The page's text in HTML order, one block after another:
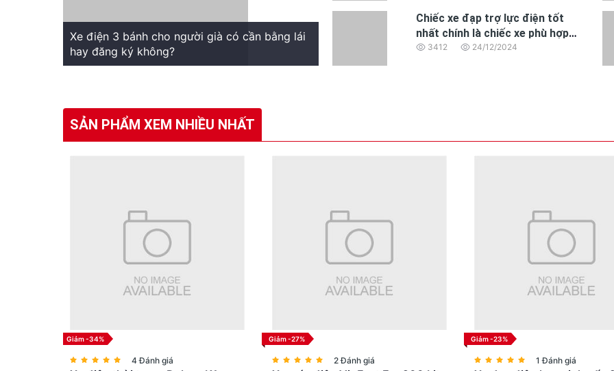
1. Thiết kế thông minh, tiện lợi và an toàn
được độ bền và độ mới lâu dài.
Ngoài ra, chiếc xe có thể dễ dàng gập gọn để tiện mang theo khi không sử dụng, tiết kiệm không gian
đô thị đông đúc hoặc có diện tích nhỏ.
kiện và chế độ lái. Điều này có nghĩa là học sinh có thể dễ dàng di chuyển từ nhà đến trường hoặc
lắng về việc hết điện giữa chừng.
Đặc biệt, với tốc độ tối đa lên tới 35km/h (có thể unlock từ 25km/h), chiếc xe giúp rút ngắn thời gian di
lớp một cách nhanh chóng, đúng giờ mà không phải lo về giao thông đông đúc.
Xe điện 3 bánh cho người già có cần bằng lái
hay đăng ký không?
Chiếc xe đạp trợ lực điện tốt
nhất chính là chiếc xe phù hợp
nhất với nhu cầu của bạn
3412 24/12/2024
SẢN PHẨM XEM NHIỀU NHẤT
Giảm -34%
4 Đánh giá
Giảm -27%
2 Đánh giá
Giảm -23%
1 Đánh giá